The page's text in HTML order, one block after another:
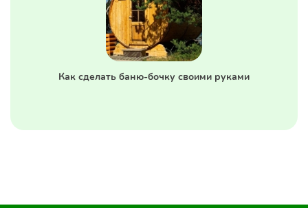
Как сделать баню-бочку своими руками